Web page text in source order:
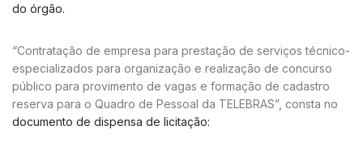
do órgão.
“Contratação de empresa para prestação de serviços técnico-
especializados para organização e realização de concurso
público para provimento de vagas e formação de cadastro
reserva para o Quadro de Pessoal da TELEBRAS”, consta no
documento de dispensa de licitação: